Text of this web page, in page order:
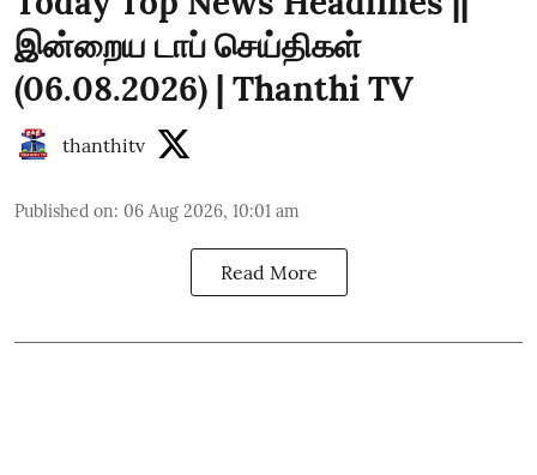
இன்றைய டாப் செய்திகள்
(06.08.2026) | Thanthi TV
thanthitv
Published on: 06 Aug 2026, 10:01 am
Read More